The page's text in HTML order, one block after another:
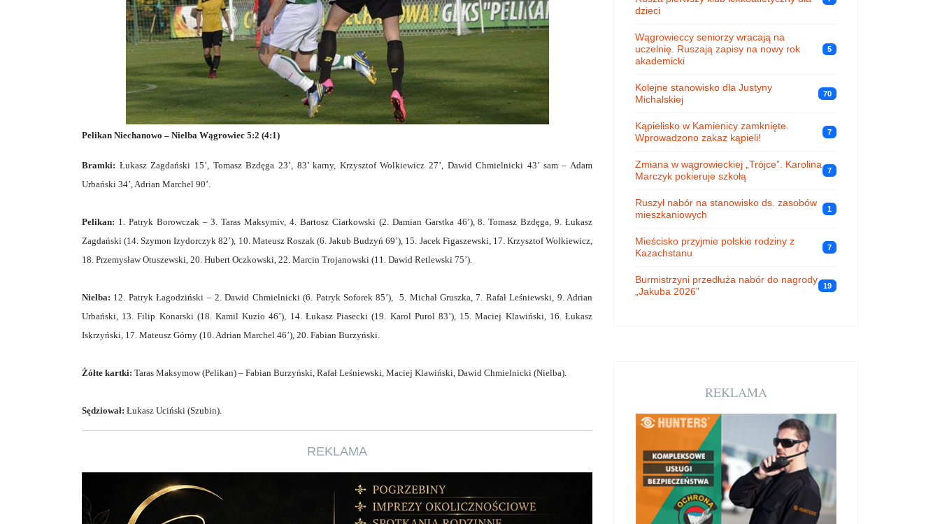
Pelikan Niechanowo – Nielba Wągrowiec 5:2 (4:1)
Bramki: Łukasz Zagdański 15’, Tomasz Bzdęga 23’, 83’ karny, Krzysztof Wolkiewicz 27’, Dawid Chmielnicki 43’ sam – Adam
Urbański 34’, Adrian Marchel 90’.
Pelikan: 1. Patryk Borowczak – 3. Taras Maksymiv, 4. Bartosz Ciarkowski (2. Damian Garstka 46’), 8. Tomasz Bzdęga, 9. Łukasz
Zagdański (14. Szymon Izydorczyk 82’), 10. Mateusz Roszak (6. Jakub Budzyń 69’), 15. Jacek Figaszewski, 17. Krzysztof Wolkiewicz,
18. Przemysław Otuszewski, 20. Hubert Oczkowski, 22. Marcin Trojanowski (11. Dawid Retlewski 75’).
Nielba: 12. Patryk Łagodziński – 2. Dawid Chmielnicki (6. Patryk Soforek 85’), 5. Michał Gruszka, 7. Rafał Leśniewski, 9. Adrian
Urbański, 13. Filip Konarski (18. Kamil Kuzio 46’), 14. Łukasz Piasecki (19. Karol Purol 83’), 15. Maciej Klawiński, 16. Łukasz
Iskrzyński, 17. Mateusz Górny (10. Adrian Marchel 46’), 20. Fabian Burzyński.
Żółte kartki: Taras Maksymow (Pelikan) – Fabian Burzyński, Rafał Leśniewski, Maciej Klawiński, Dawid Chmielnicki (Nielba).
Sędziował: Łukasz Uciński (Szubin).
REKLAMA
dzieci
Wągrowieccy seniorzy wracają na
uczelnię. Ruszają zapisy na nowy rok
akademicki
5
Kolejne stanowisko dla Justyny
Michalskiej
70
Kąpielisko w Kamienicy zamknięte.
Wprowadzono zakaz kąpieli!
7
Zmiana w wągrowieckiej „Trójce”. Karolina
Marczyk pokieruje szkołą
7
Ruszył nabór na stanowisko ds. zasobów
mieszkaniowych
1
Mieścisko przyjmie polskie rodziny z
Kazachstanu
7
Burmistrzyni przedłuża nabór do nagrody
„Jakuba 2026”
19
REKLAMA